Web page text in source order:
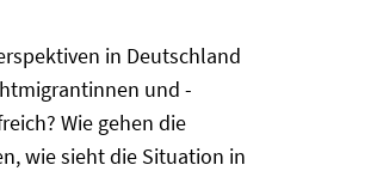
in Deutschland
und -
Wie gehen die
wie sieht die Situation in